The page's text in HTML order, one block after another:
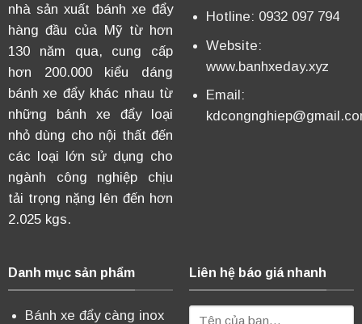
nhà sản xuất bánh xe đẩy
hàng đầu của Mỹ từ hơn
130 năm qua, cung cấp
hơn 200.000 kiểu dáng
bánh xe đẩy khác nhau từ
những bánh xe đẩy loại
nhỏ dùng cho nội thất đến
các loại lớn sử dụng cho
ngành công nghiệp chịu
tải trọng nặng lên đến hơn
2.025 kgs.
Hotline: 0932 097 794
Website:
www.banhxeday.xyz
Email:
Danh mục sản phẩm
Bánh xe đẩy càng inox
Liên hệ báo giá nhanh